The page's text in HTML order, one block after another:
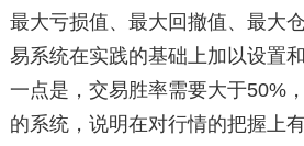
最大亏损值、最大回撤值、最大
易系统在实践的基础上加以设置
一点是，交易胜率需要大于50%
的系统，说明在对行情的把握上